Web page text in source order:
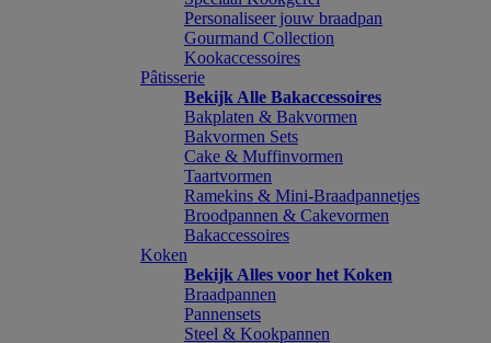
Personaliseer jouw braadpan
Gourmand Collection
Kookaccessoires
Pâtisserie
Bekijk Alle Bakaccessoires
Bakplaten & Bakvormen
Bakvormen Sets
Cake & Muffinvormen
Taartvormen
Ramekins & Mini-Braadpannetjes
Broodpannen & Cakevormen
Bakaccessoires
Koken
Bekijk Alles voor het Koken
Braadpannen
Pannensets
Steel & Kookpannen